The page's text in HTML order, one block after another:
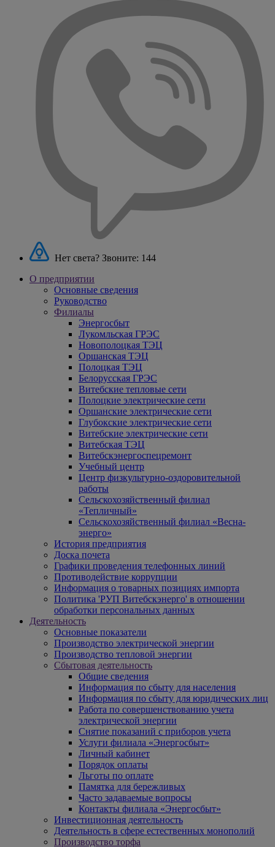
Нет света? Звоните: 144
О предприятии
Основные сведения
Руководство
Филиалы
Энергосбыт
Лукомльская ГРЭС
Новополоцкая ТЭЦ
Оршанская ТЭЦ
Полоцкая ТЭЦ
Белорусская ГРЭС
Витебские тепловые сети
Полоцкие электрические сети
Оршанские электрические сети
Глубокские электрические сети
Витебские электрические сети
Витебская ТЭЦ
Витебскэнергоспецремонт
Учебный центр
Центр физкультурно-оздоровительной
работы
Сельскохозяйственный филиал
«Тепличный»
Сельскохозяйственный филиал «Весна-
энерго»
История предприятия
Доска почета
Графики проведения телефонных линий
Противодействие коррупции
Информация о товарных позициях импорта
Политика 'РУП Витебскэнерго' в отношении
обработки персональных данных
Деятельность
Основные показатели
Производство электрической энергии
Производство тепловой энергии
Сбытовая деятельность
Общие сведения
Информация по сбыту для населения
Информация по сбыту для юридических лиц
Работа по совершенствованию учета
электрической энергии
Снятие показаний с приборов учета
Услуги филиала «Энергосбыт»
Личный кабинет
Порядок оплаты
Льготы по оплате
Памятка для бережливых
Часто задаваемые вопросы
Контакты филиала «Энергосбыт»
Инвестиционная деятельность
Деятельность в сфере естественных монополий
Производство торфа